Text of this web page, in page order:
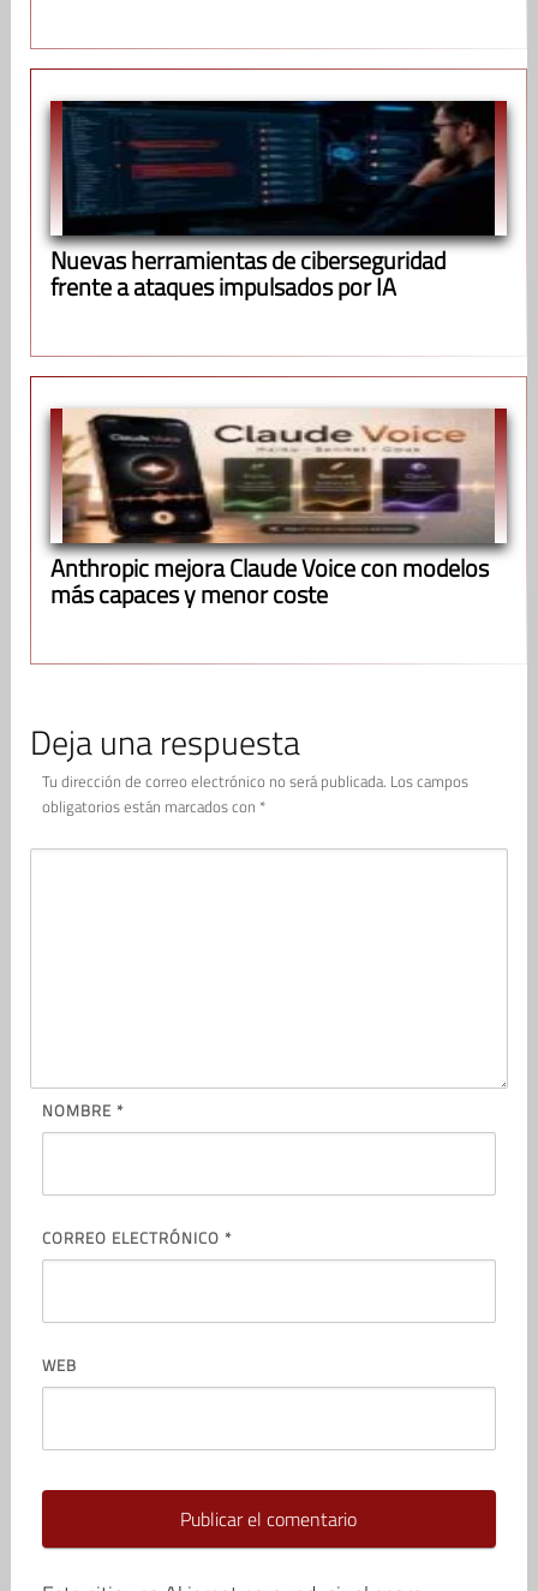
Nuevas herramientas de ciberseguridad
frente a ataques impulsados por IA
Anthropic mejora Claude Voice con modelos
más capaces y menor coste
Deja una respuesta
Tu dirección de correo electrónico no será publicada. Los campos
obligatorios están marcados con *
NOMBRE *
CORREO ELECTRÓNICO *
WEB